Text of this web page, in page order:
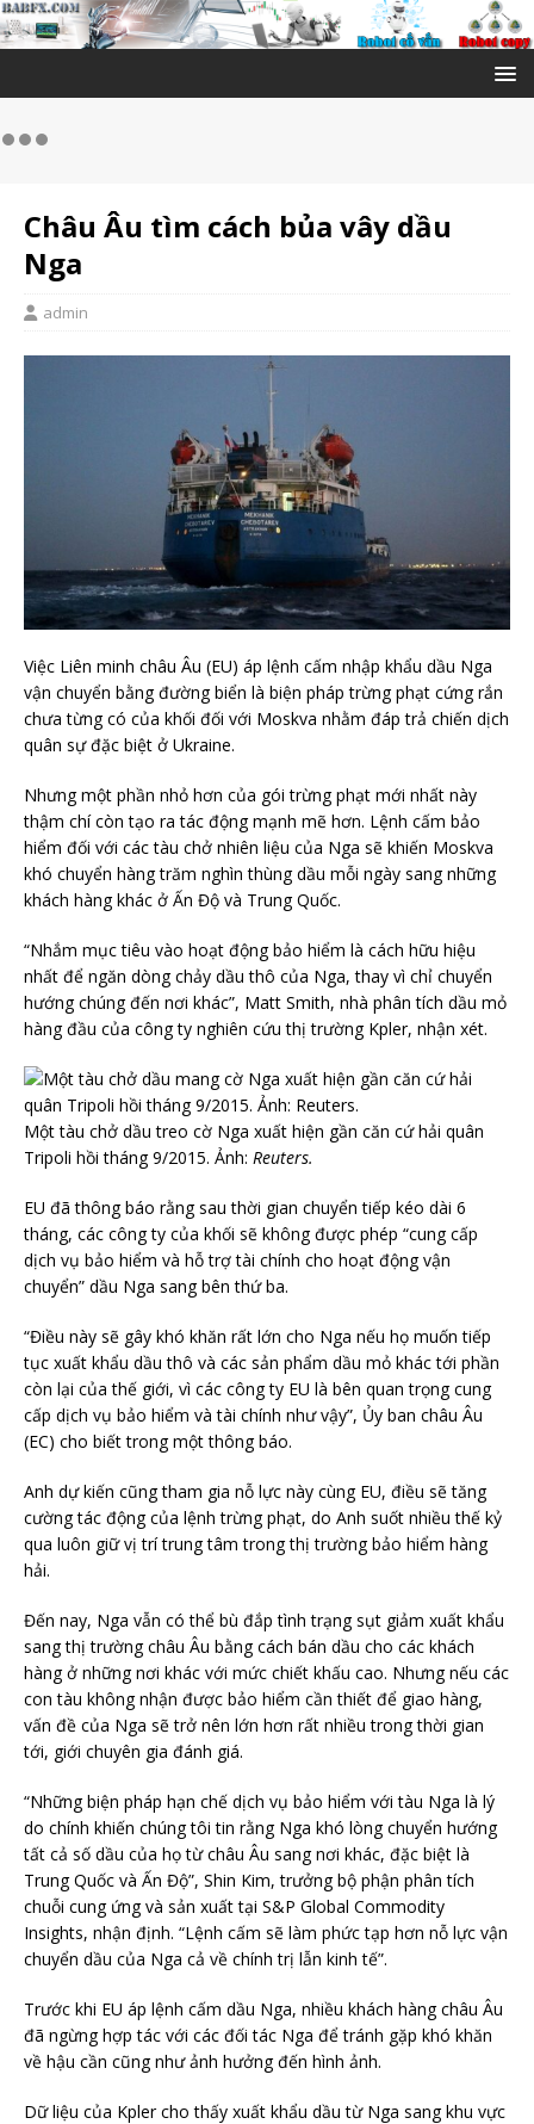
Châu Âu tìm cách bủa vây dầu
Nga
admin
Việc Liên minh châu Âu (EU) áp lệnh cấm nhập khẩu dầu Nga
vận chuyển bằng đường biển là biện pháp trừng phạt cứng rắn
chưa từng có của khối đối với Moskva nhằm đáp trả chiến dịch
quân sự đặc biệt ở Ukraine.
Nhưng một phần nhỏ hơn của gói trừng phạt mới nhất này
thậm chí còn tạo ra tác động mạnh mẽ hơn. Lệnh cấm bảo
hiểm đối với các tàu chở nhiên liệu của Nga sẽ khiến Moskva
khó chuyển hàng trăm nghìn thùng dầu mỗi ngày sang những
khách hàng khác ở Ấn Độ và Trung Quốc.
“Nhắm mục tiêu vào hoạt động bảo hiểm là cách hữu hiệu
nhất để ngăn dòng chảy dầu thô của Nga, thay vì chỉ chuyển
hướng chúng đến nơi khác”, Matt Smith, nhà phân tích dầu mỏ
hàng đầu của công ty nghiên cứu thị trường Kpler, nhận xét.
Một tàu chở dầu treo cờ Nga xuất hiện gần căn cứ hải quân
Tripoli hồi tháng 9/2015. Ảnh: Reuters.
EU đã thông báo rằng sau thời gian chuyển tiếp kéo dài 6
tháng, các công ty của khối sẽ không được phép “cung cấp
dịch vụ bảo hiểm và hỗ trợ tài chính cho hoạt động vận
chuyển” dầu Nga sang bên thứ ba.
“Điều này sẽ gây khó khăn rất lớn cho Nga nếu họ muốn tiếp
tục xuất khẩu dầu thô và các sản phẩm dầu mỏ khác tới phần
còn lại của thế giới, vì các công ty EU là bên quan trọng cung
cấp dịch vụ bảo hiểm và tài chính như vậy”, Ủy ban châu Âu
(EC) cho biết trong một thông báo.
Anh dự kiến cũng tham gia nỗ lực này cùng EU, điều sẽ tăng
cường tác động của lệnh trừng phạt, do Anh suốt nhiều thế kỷ
qua luôn giữ vị trí trung tâm trong thị trường bảo hiểm hàng
hải.
Đến nay, Nga vẫn có thể bù đắp tình trạng sụt giảm xuất khẩu
sang thị trường châu Âu bằng cách bán dầu cho các khách
hàng ở những nơi khác với mức chiết khấu cao. Nhưng nếu các
con tàu không nhận được bảo hiểm cần thiết để giao hàng,
vấn đề của Nga sẽ trở nên lớn hơn rất nhiều trong thời gian
tới, giới chuyên gia đánh giá.
“Những biện pháp hạn chế dịch vụ bảo hiểm với tàu Nga là lý
do chính khiến chúng tôi tin rằng Nga khó lòng chuyển hướng
tất cả số dầu của họ từ châu Âu sang nơi khác, đặc biệt là
Trung Quốc và Ấn Độ”, Shin Kim, trưởng bộ phận phân tích
chuỗi cung ứng và sản xuất tại S&P Global Commodity
Insights, nhận định. “Lệnh cấm sẽ làm phức tạp hơn nỗ lực vận
chuyển dầu của Nga cả về chính trị lẫn kinh tế”.
Trước khi EU áp lệnh cấm dầu Nga, nhiều khách hàng châu Âu
đã ngừng hợp tác với các đối tác Nga để tránh gặp khó khăn
về hậu cần cũng như ảnh hưởng đến hình ảnh.
Dữ liệu của Kpler cho thấy xuất khẩu dầu từ Nga sang khu vực